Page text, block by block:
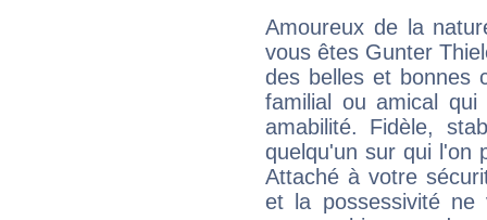
Amoureux de la
vous êtes Gunter
des belles et bonnes
familial ou amical
amabilité. Fidèle,
quelqu'un sur qui l'on
Attaché à votre
et la possessivité